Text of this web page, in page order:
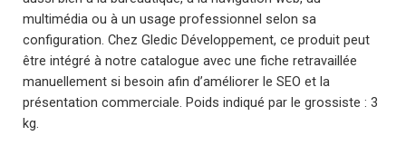
multimédia ou à un usage professionnel selon sa
configuration. Chez Gledic Développement, ce produit peut
être intégré à notre catalogue avec une fiche retravaillée
manuellement si besoin afin d’améliorer le SEO et la
présentation commerciale. Poids indiqué par le grossiste : 3
kg.